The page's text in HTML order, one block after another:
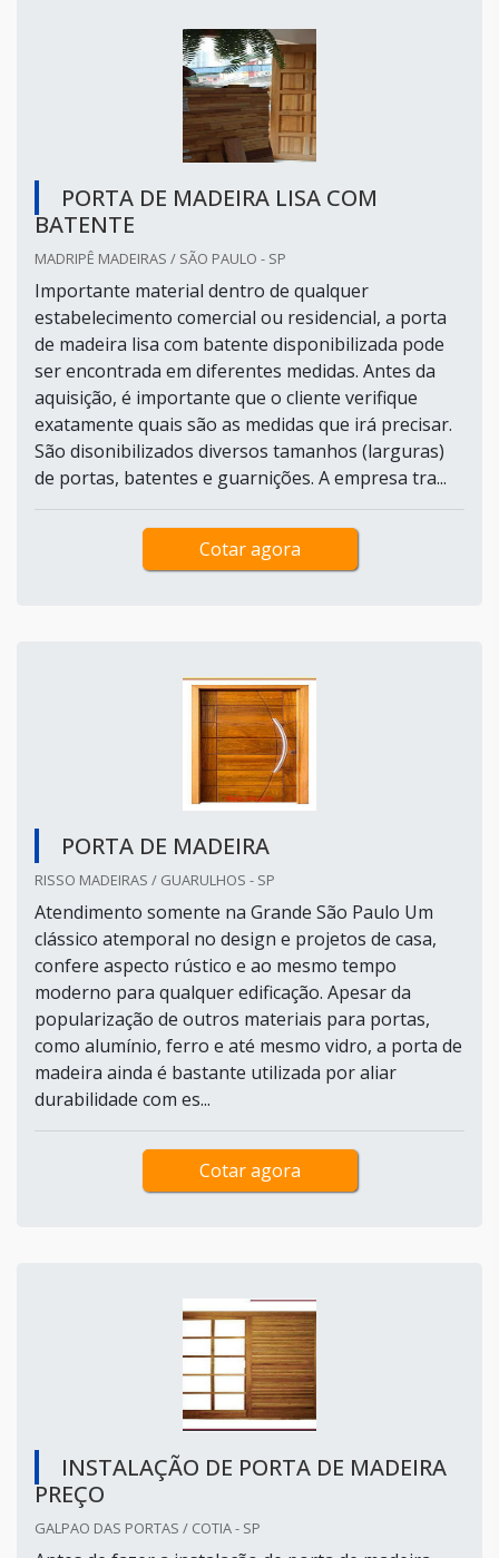
PORTA DE MADEIRA LISA COM
BATENTE
MADRIPÊ MADEIRAS / SÃO PAULO - SP
Importante material dentro de qualquer
estabelecimento comercial ou residencial, a porta
de madeira lisa com batente disponibilizada pode
ser encontrada em diferentes medidas. Antes da
aquisição, é importante que o cliente verifique
exatamente quais são as medidas que irá precisar.
São disonibilizados diversos tamanhos (larguras)
de portas, batentes e guarnições. A empresa tra...
Cotar agora
PORTA DE MADEIRA
RISSO MADEIRAS / GUARULHOS - SP
Atendimento somente na Grande São Paulo Um
clássico atemporal no design e projetos de casa,
confere aspecto rústico e ao mesmo tempo
moderno para qualquer edificação. Apesar da
popularização de outros materiais para portas,
como alumínio, ferro e até mesmo vidro, a porta de
madeira ainda é bastante utilizada por aliar
durabilidade com es...
Cotar agora
INSTALAÇÃO DE PORTA DE MADEIRA
PREÇO
GALPAO DAS PORTAS / COTIA - SP